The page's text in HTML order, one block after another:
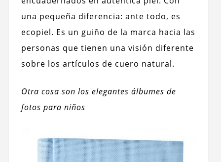
una pequeña diferencia: ante todo, es
ecopiel. Es un guiño de la marca hacia las
personas que tienen una visión diferente
sobre los artículos de cuero natural.
Otra cosa son los elegantes álbumes de
fotos para niños